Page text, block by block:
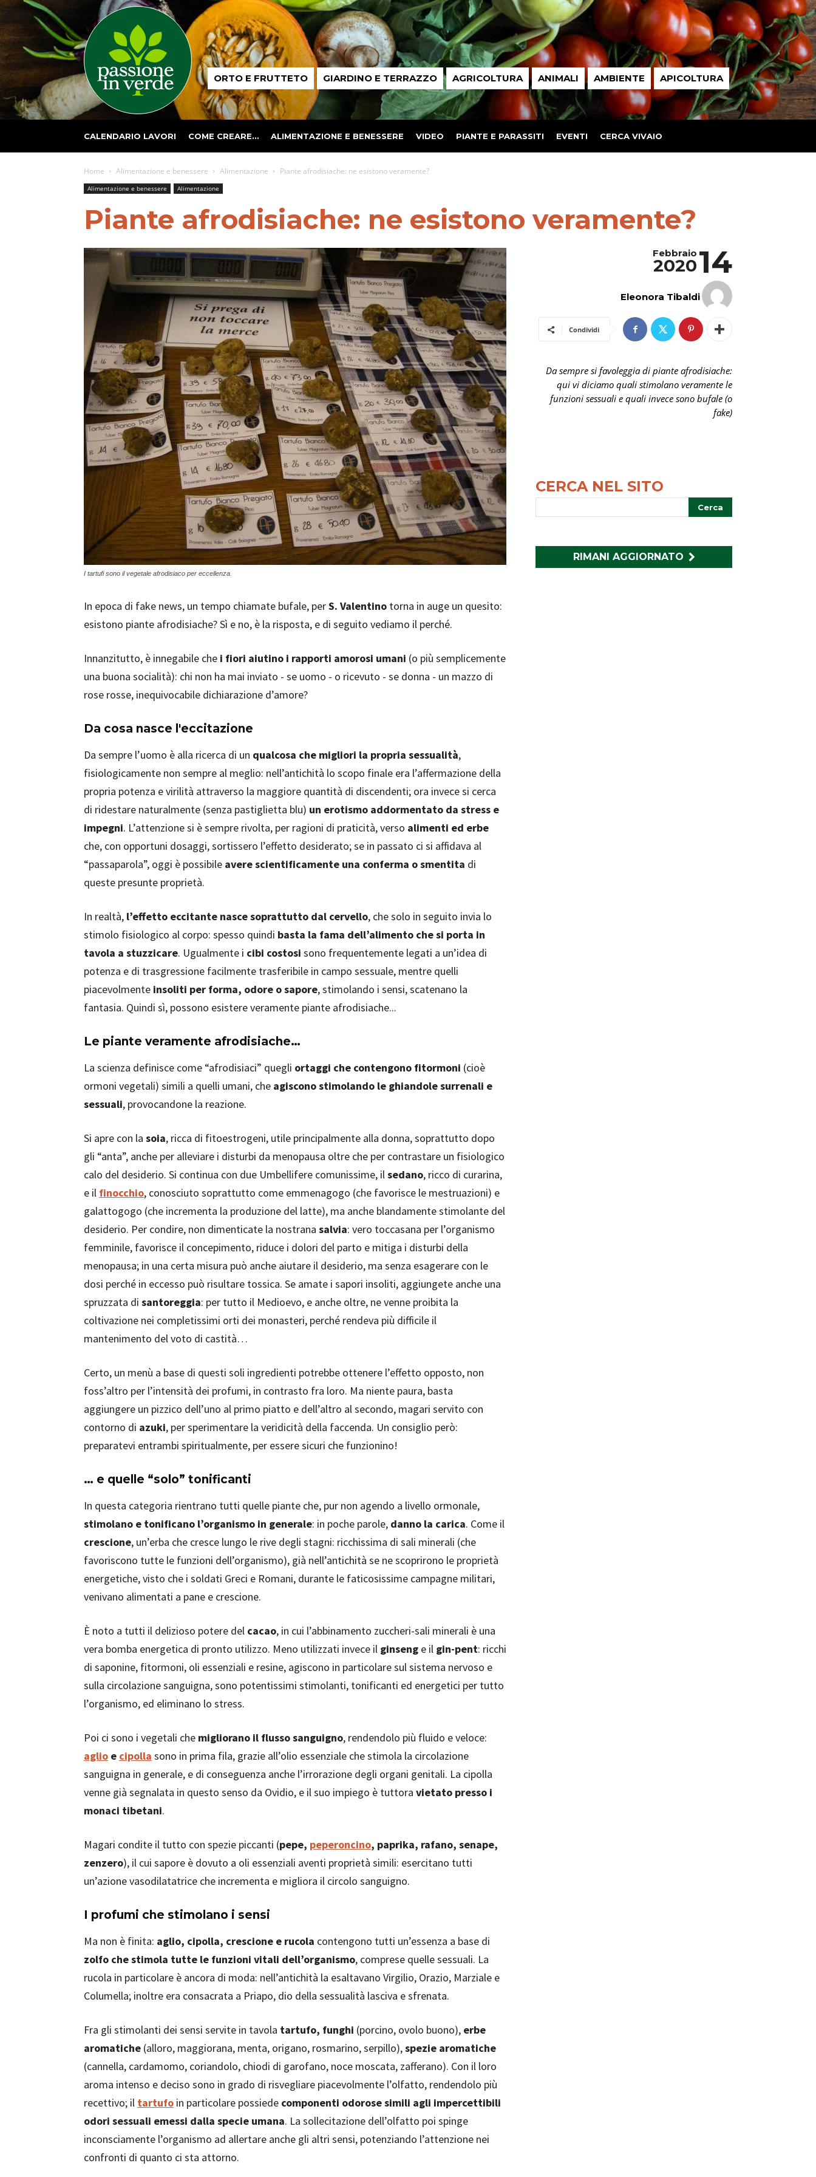
Passione
in ORTO E FRUTTETO GIARDINO E TERRAZZO AGRICOLTURA ANIMALI AMBIENTE APICOLTURA
CALENDARIO LAVORI COME CREARE… ALIMENTAZIONE E BENESSERE VIDEO PIANTE E PARASSITI EVENTI CERCA VIVAIO
Home Alimentazione e benessere Alimentazione Piante afrodisiache: ne esistono veramente?
Alimentazione e benessere Alimentazione
Piante afrodisiache: ne esistono veramente?
I tartufi sono il vegetale afrodisiaco per eccellenza.
In epoca di fake news, un tempo chiamate bufale, perS. Valentino torna in auge un quesito:
esistono piante afrodisiache? Sì e no, è la risposta, e di seguito vediamo il perché.
Innanzitutto, è innegabile che i fiori aiutino i rapporti amorosi umani (o più semplicemente
una buona socialità): chi non ha mai inviato - se uomo - o ricevuto - se donna - un mazzo di
rose rosse, inequivocabile dichiarazione d’amore?
Da cosa nasce l'eccitazione
Da sempre l’uomo è alla ricerca di un qualcosa che migliori la propria sessualità,
fisiologicamente non sempre al meglio: nell’antichità lo scopo finale era l’affermazione della
propria potenza e virilità attraverso la maggiore quantità di discendenti; ora invece si cerca
di ridestare naturalmente (senza pastiglietta blu) un erotismo addormentato da stress e
impegni. L’attenzione si è sempre rivolta, per ragioni di praticità, verso alimenti ed erbe
che, con opportuni dosaggi, sortissero l’effetto desiderato; se in passato ci si affidava al
“passaparola”, oggi è possibile avere scientificamente una conferma o smentita di
queste presunte proprietà.
In realtà, l’effetto eccitante nasce soprattutto dal cervello, che solo in seguito invia lo
stimolo fisiologico al corpo: spesso quindi basta la fama dell’alimento che si porta in
tavola a stuzzicare. Ugualmente i cibi costosi sono frequentemente legati a un’idea di
potenza e di trasgressione facilmente trasferibile in campo sessuale, mentre quelli
piacevolmente insoliti per forma, odore o sapore, stimolando i sensi, scatenano la
fantasia. Quindi sì, possono esistere veramente piante afrodisiache...
Le piante veramente afrodisiache…
La scienza definisce come “afrodisiaci” quegli ortaggi che contengono fitormoni (cioè
ormoni vegetali) simili a quelli umani, che agiscono stimolando le ghiandole surrenali e
sessuali, provocandone la reazione.
Si apre con la soia, ricca di fitoestrogeni, utile principalmente alla donna, soprattutto dopo
gli “anta”, anche per alleviare i disturbi da menopausa oltre che per contrastare un fisiologico
calo del desiderio. Si continua con due Umbellifere comunissime, ilsedano, ricco di curarina,
e il finocchio, conosciuto soprattutto come emmenagogo (che favorisce le mestruazioni) e
galattogogo (che incrementa la produzione del latte), ma anche blandamente stimolante del
desiderio. Per condire, non dimenticate la nostrana salvia: vero toccasana per l’organismo
femminile, favorisce il concepimento, riduce i dolori del parto e mitiga i disturbi della
menopausa; in una certa misura può anche aiutare il desiderio, ma senza esagerare con le
dosi perché in eccesso può risultare tossica. Se amate i sapori insoliti, aggiungete anche una
spruzzata di santoreggia: per tutto il Medioevo, e anche oltre, ne venne proibita la
coltivazione nei completissimi orti dei monasteri, perché rendeva più difficile il
mantenimento del voto di castità…
Certo, un menù a base di questi soli ingredienti potrebbe ottenere l’effetto opposto, non
foss’altro per l’intensità dei profumi, in contrasto fra loro. Ma niente paura, basta
aggiungere un pizzico dell’uno al primo piatto e dell’altro al secondo, magari servito con
contorno di azuki, per sperimentare la veridicità della faccenda. Un consiglio però:
preparatevi entrambi spiritualmente, per essere sicuri che funzionino!
… e quelle “solo” tonificanti
In questa categoria rientrano tutti quelle piante che, pur non agendo a livello ormonale,
stimolano e tonificano l’organismo in generale: in poche parole, danno la carica. Come il
crescione, un’erba che cresce lungo le rive degli stagni: ricchissima di sali minerali (che
favoriscono tutte le funzioni dell’organismo), già nell’antichità se ne scoprirono le proprietà
energetiche, visto che i soldati Greci e Romani, durante le faticosissime campagne militari,
venivano alimentati a pane e crescione.
È noto a tutti il delizioso potere del cacao, in cui l’abbinamento zuccheri-sali minerali è una
vera bomba energetica di pronto utilizzo. Meno utilizzati invece il ginseng e il gin-pent: ricchi
di saponine, fitormoni, oli essenziali e resine, agiscono in particolare sul sistema nervoso e
sulla circolazione sanguigna, sono potentissimi stimolanti, tonificanti ed energetici per tutto
l’organismo, ed eliminano lo stress.
Poi ci sono i vegetali che migliorano il flusso sanguigno, rendendolo più fluido e veloce:
aglio e cipolla sono in prima fila, grazie all’olio essenziale che stimola la circolazione
sanguigna in generale, e di conseguenza anche l’irrorazione degli organi genitali. La cipolla
venne già segnalata in questo senso da Ovidio, e il suo impiego è tuttora vietato presso i
monaci tibetani.
Magari condite il tutto con spezie piccanti (pepe, peperoncino, paprika, rafano, senape,
zenzero), il cui sapore è dovuto a oli essenziali aventi proprietà simili: esercitano tutti
un’azione vasodilatatrice che incrementa e migliora il circolo sanguigno.
I profumi che stimolano i sensi
Ma non è finita: aglio, cipolla, crescione e rucola contengono tutti un’essenza a base di
zolfo che stimola tutte le funzioni vitali dell’organismo, comprese quelle sessuali. La
rucola in particolare è ancora di moda: nell’antichità la esaltavano Virgilio, Orazio, Marziale e
Columella; inoltre era consacrata a Priapo, dio della sessualità lasciva e sfrenata.
Fra gli stimolanti dei sensi servite in tavola tartufo, funghi (porcino, ovolo buono), erbe
aromatiche (alloro, maggiorana, menta, origano, rosmarino, serpillo),spezie aromatiche
(cannella, cardamomo, coriandolo, chiodi di garofano, noce moscata, zafferano). Con il loro
aroma intenso e deciso sono in grado di risvegliare piacevolmente l’olfatto, rendendolo più
recettivo; il tartufo in particolare possiede componenti odorose simili agli impercettibili
odori sessuali emessi dalla specie umana. La sollecitazione dell’olfatto poi spinge
inconsciamente l’organismo ad allertare anche gli altri sensi, potenziando l’attenzione nei
confronti di quanto ci sta attorno.
14
Febbraio
2020
Eleonora Tibaldi
Condividi
Da sempre si favoleggia di piante afrodisiache:
qui vi diciamo quali stimolano veramente le
funzioni sessuali e quali invece sono bufale (o
fake)
CERCA NEL SITO
RIMANI AGGIORNATO